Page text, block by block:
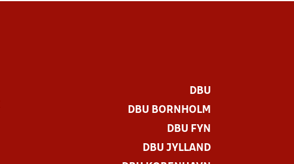
DBU
DBU BORNHOLM
DBU FYN
DBU JYLLAND